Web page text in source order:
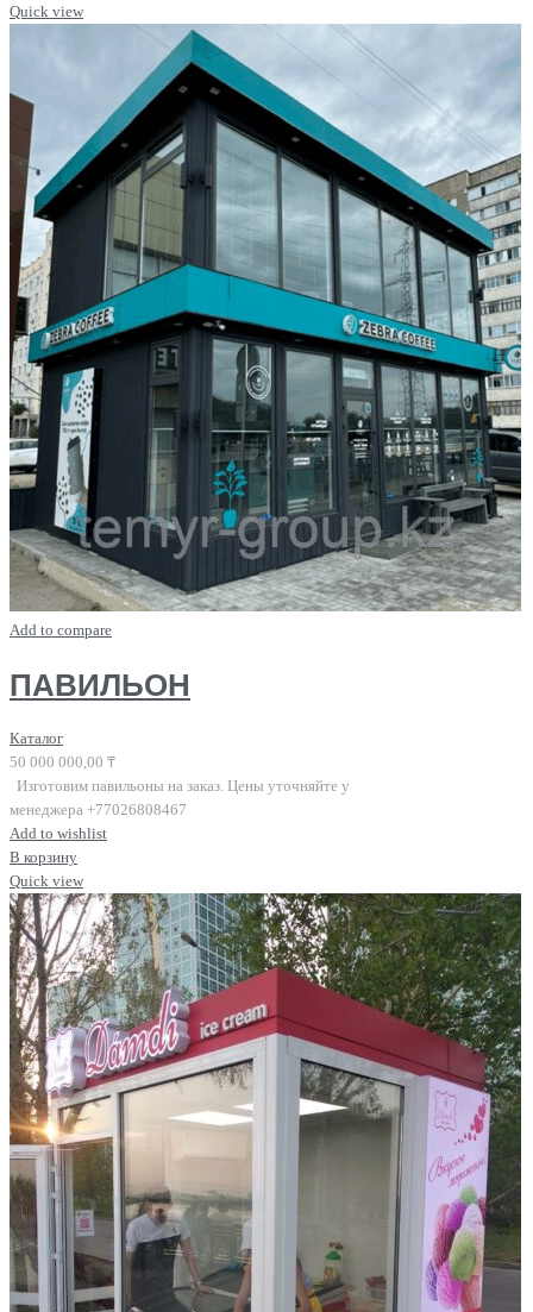
Quick view
Add to compare
ПАВИЛЬОН
Каталог
50 000 000,00 ₸
Изготовим павильоны на заказ. Цены уточняйте у
менеджера +77026808467
Add to wishlist
В корзину
Quick view